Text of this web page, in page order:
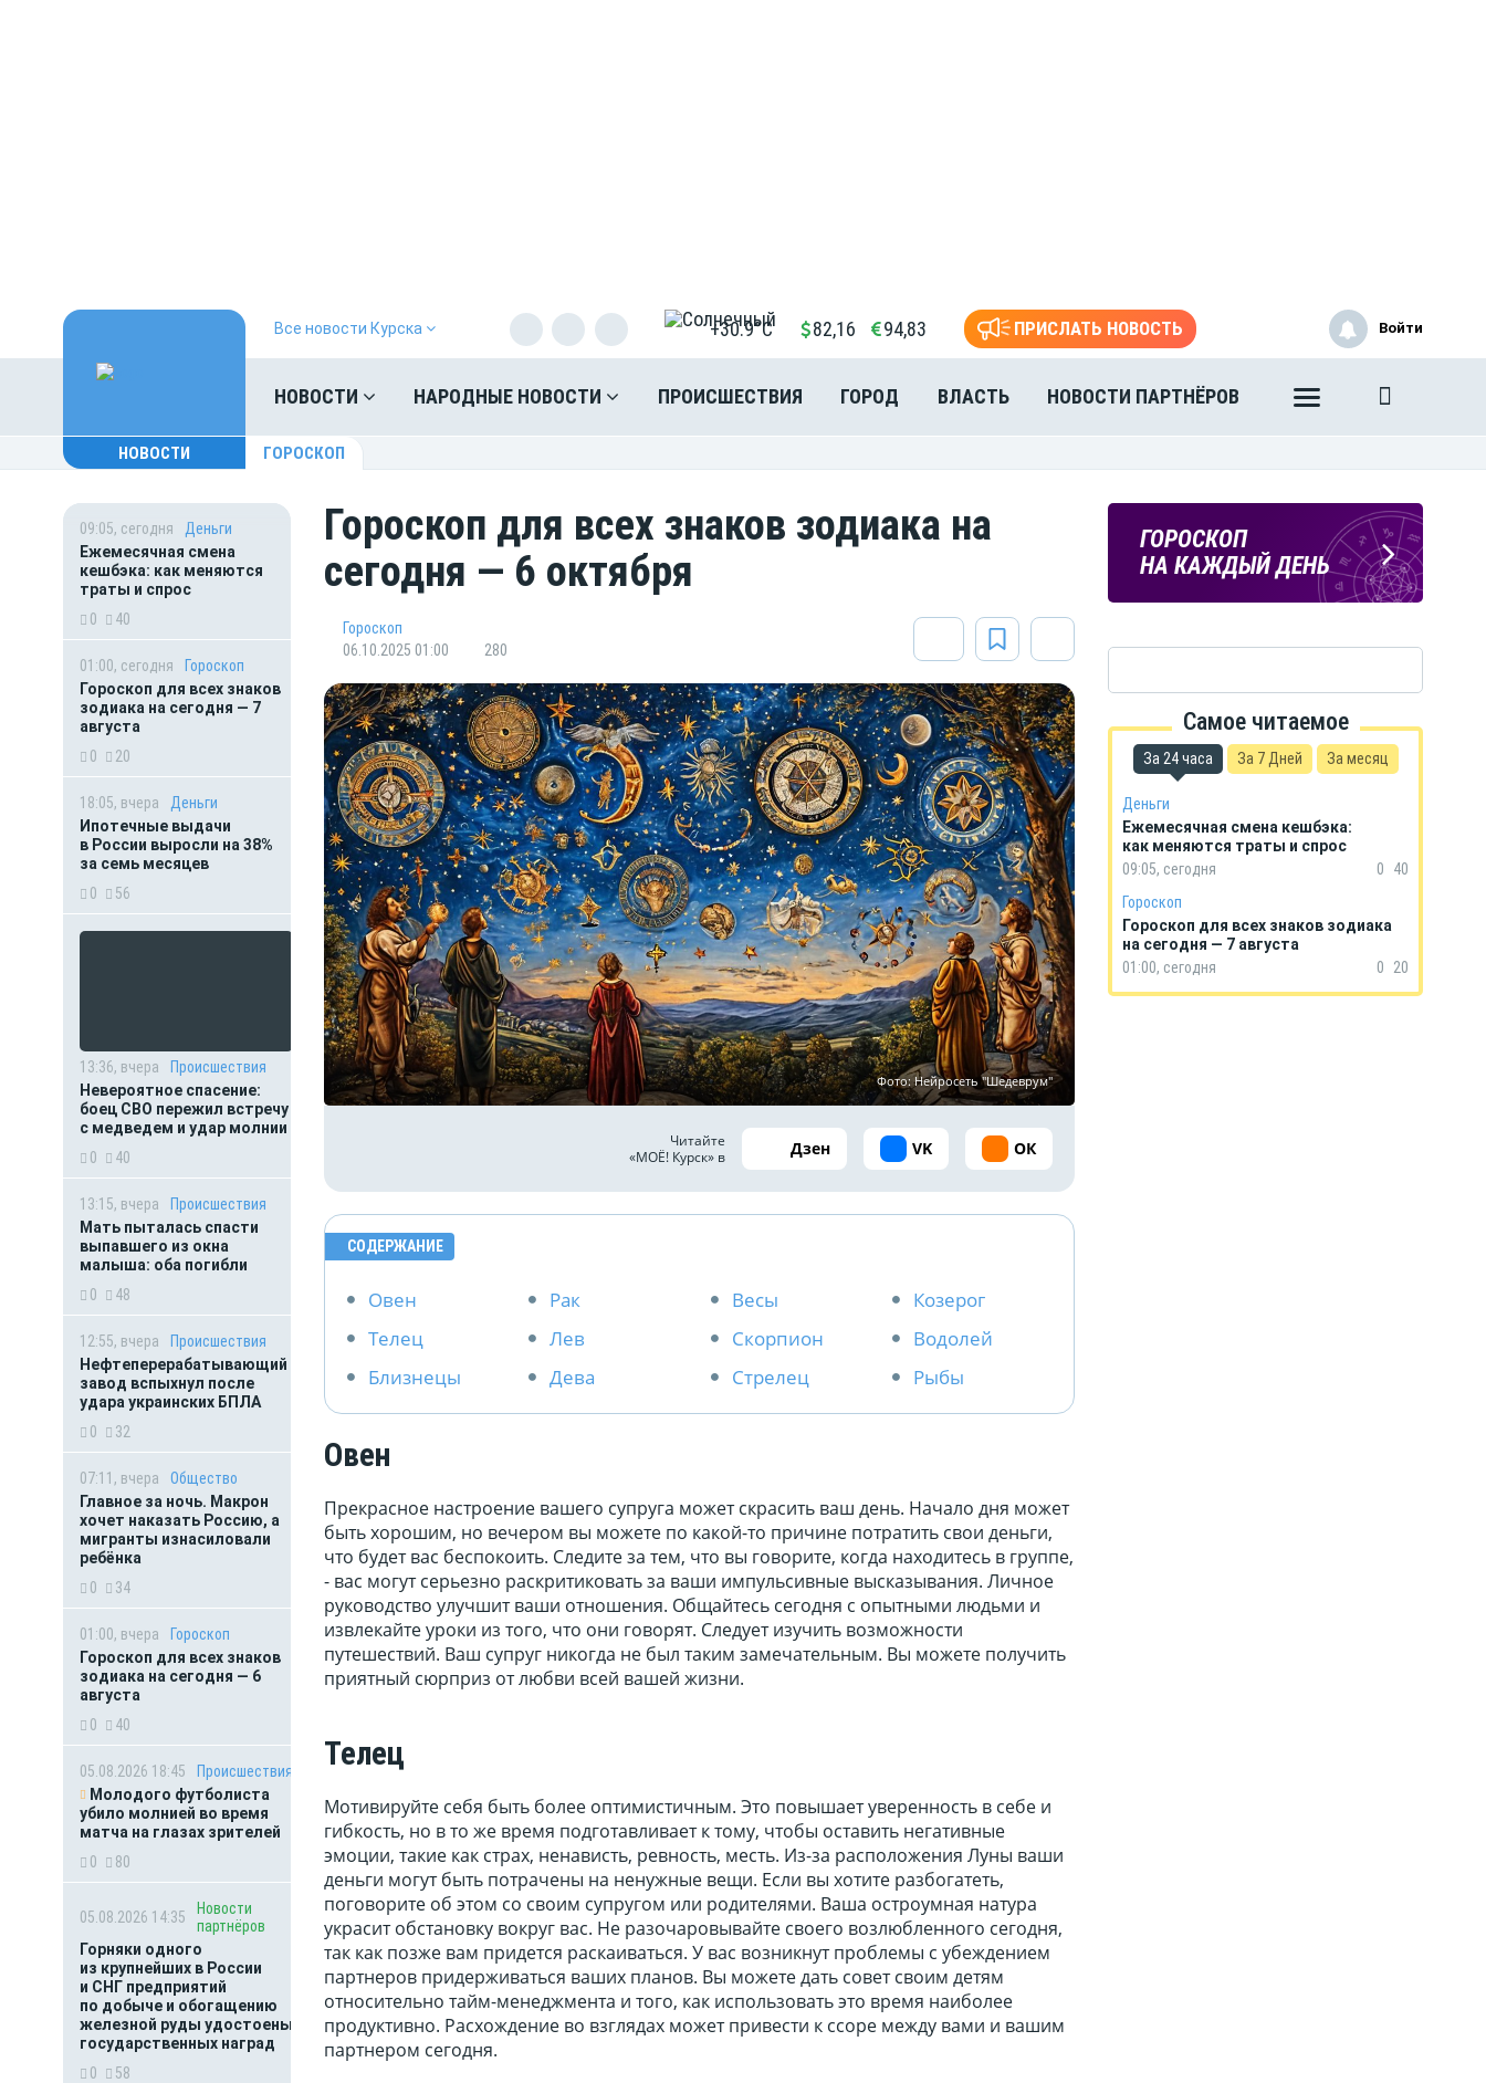
Все новости Курска +30.9°C 82,16 94,83 ПРИСЛАТЬ НОВОСТЬ
НОВОСТИ НАРОДНЫЕ НОВОСТИ ПРОИСШЕСТВИЯ ГОРОД ВЛАСТЬ НОВОСТИ ПАРТНЁРОВ
Войти
НОВОСТИ ГОРОСКОП
09:05, сегодня
Деньги
Ежемесячная смена
кешбэка: как меняются
траты и спрос
0
40
01:00, сегодня
Гороскоп
Гороскоп для всех знаков
зодиака на сегодня — 7
августа
0
20
18:05, вчера
Деньги
Ипотечные выдачи
в России выросли на 38%
за семь месяцев
0
56
13:36, вчера
Происшествия
Невероятное спасение:
боец СВО пережил встречу
с медведем и удар молнии
0
40
13:15, вчера
Происшествия
Мать пыталась спасти
выпавшего из окна
малыша: оба погибли
0
48
12:55, вчера
Происшествия
Нефтеперерабатывающий
завод вспыхнул после
удара украинских БПЛА
0
32
07:11, вчера
Общество
Главное за ночь. Макрон
хочет наказать Россию, а
мигранты изнасиловали
ребёнка
0
34
01:00, вчера
Гороскоп
Гороскоп для всех знаков
зодиака на сегодня — 6
августа
0
40
05.08.2026 18:45
Происшествия
Молодого футболиста
убило молнией во время
матча на глазах зрителей
0
80
05.08.2026 14:35
Новости
партнёров
Горняки одного
из крупнейших в России
и СНГ предприятий
по добыче и обогащению
железной руды удостоены
государственных наград
0
58
Гороскоп для всех знаков зодиака на
сегодня — 6 октября
Гороскоп
06.10.2025 01:00
280
Фото: Нейросеть "Шедеврум"
Читайте
«МОЁ! Курск» в
Дзен VK ОК
СОДЕРЖАНИЕ
Овен
Телец
Близнецы
Рак
Лев
Дева
Весы
Скорпион
Стрелец
Козерог
Водолей
Рыбы
Овен
Прекрасное настроение вашего супруга может скрасить ваш день. Начало дня может
быть хорошим, но вечером вы можете по какой-то причине потратить свои деньги,
что будет вас беспокоить. Следите за тем, что вы говорите, когда находитесь в группе,
- вас могут серьезно раскритиковать за ваши импульсивные высказывания. Личное
руководство улучшит ваши отношения. Общайтесь сегодня с опытными людьми и
извлекайте уроки из того, что они говорят. Следует изучить возможности
путешествий. Ваш супруг никогда не был таким замечательным. Вы можете получить
приятный сюрприз от любви всей вашей жизни.
Телец
Мотивируйте себя быть более оптимистичным. Это повышает уверенность в себе и
гибкость, но в то же время подготавливает к тому, чтобы оставить негативные
эмоции, такие как страх, ненависть, ревность, месть. Из-за расположения Луны ваши
деньги могут быть потрачены на ненужные вещи. Если вы хотите разбогатеть,
поговорите об этом со своим супругом или родителями. Ваша остроумная натура
украсит обстановку вокруг вас. Не разочаровывайте своего возлюбленного сегодня,
так как позже вам придется раскаиваться. У вас возникнут проблемы с убеждением
партнеров придерживаться ваших планов. Вы можете дать совет своим детям
относительно тайм-менеджмента и того, как использовать это время наиболее
продуктивно. Расхождение во взглядах может привести к ссоре между вами и вашим
партнером сегодня.
ПОГОДА
В КУРСКЕ
ГОРОСКОП
НА КАЖДЫЙ ДЕНЬ
Самое читаемое
За 24 часа За 7 Дней За месяц
Деньги
Ежемесячная смена кешбэка:
как меняются траты и спрос
09:05, сегодня
0
40
Гороскоп
Гороскоп для всех знаков зодиака
на сегодня — 7 августа
01:00, сегодня
0 20